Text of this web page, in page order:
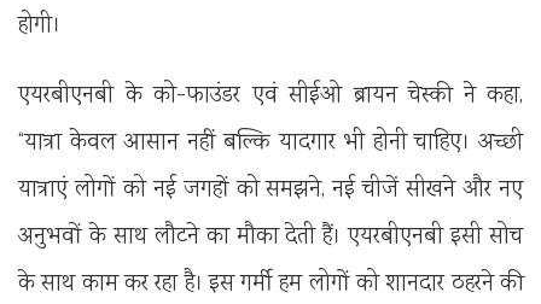
होगी।
एयरबीएनबी के को-फाउंडर एवं सीईओ ब्रायन चेस्की ने कहा,
“यात्रा केवल आसान नहीं बल्कि यादगार भी होनी चाहिए। अच्छी
यात्राएं लोगों को नई जगहों को समझने, नई चीजें सीखने और नए
अनुभवों के साथ लौटने का मौका देती हैं। एयरबीएनबी इसी सोच
के साथ काम कर रहा है। इस गर्मी हम लोगों को शानदार ठहरने की